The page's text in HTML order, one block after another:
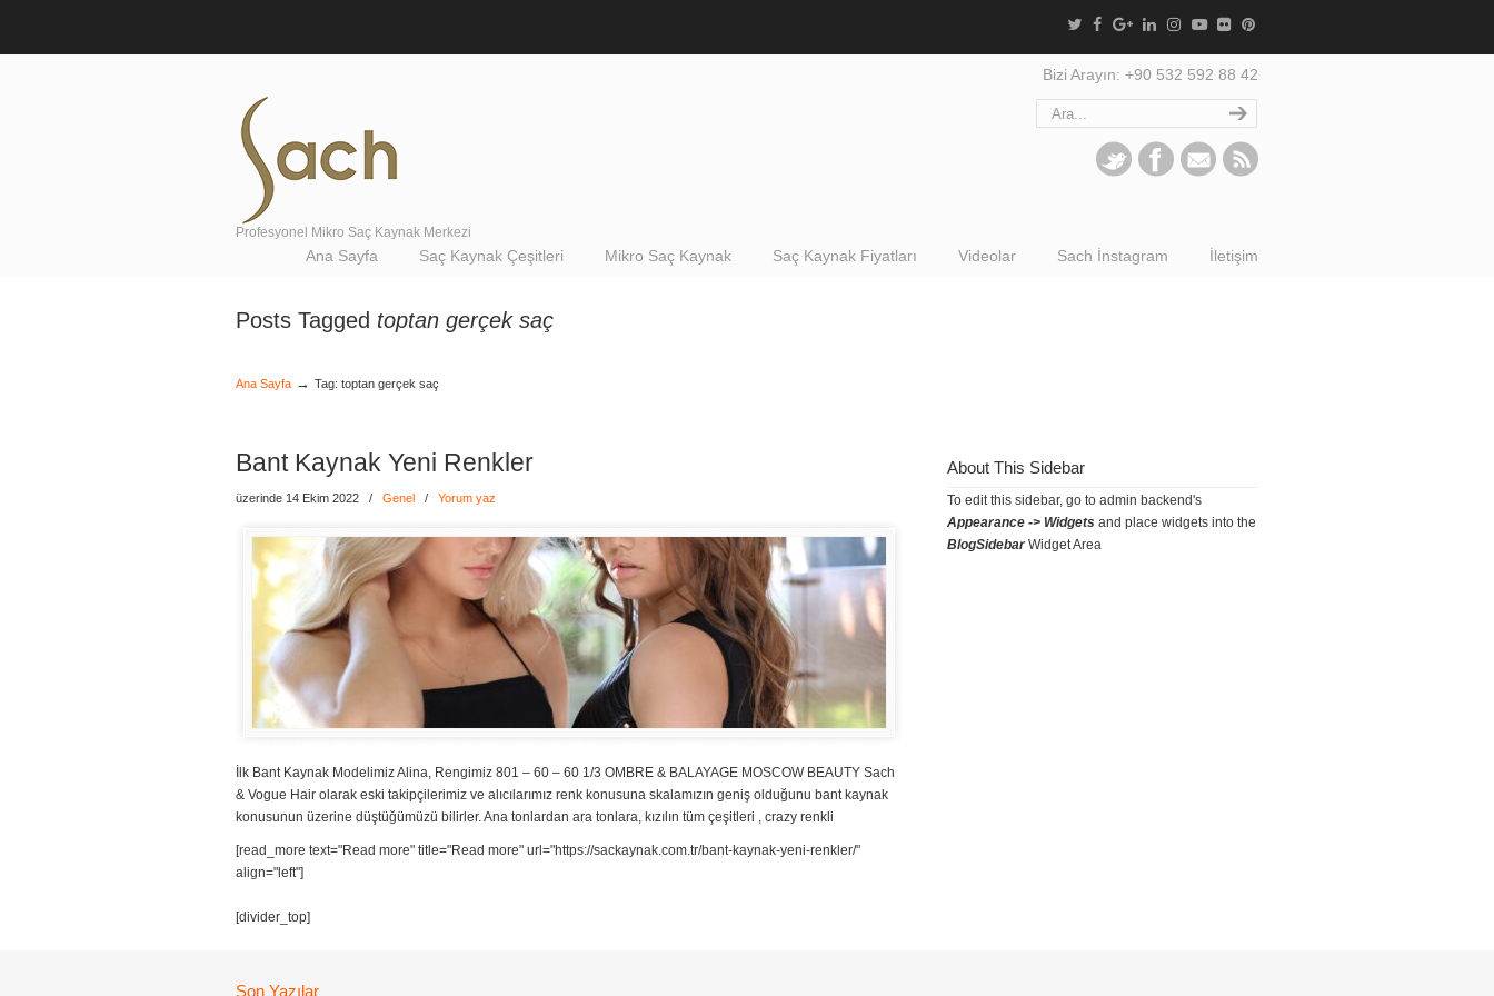
Profesyonel Mikro Saç Kaynak Merkezi
Bizi Arayın: +90 532 592 88 42
Ana Sayfa Saç Kaynak Çeşitleri Mikro Saç Kaynak Saç Kaynak Fiyatları Videolar Sach İnstagram İletişim
Navigation
Posts Tagged toptan gerçek saç
Ana Sayfa → Tag: toptan gerçek saç
Bant Kaynak Yeni Renkler
üzerinde 14 Ekim 2022 / Genel / Yorum yaz
İlk Bant Kaynak Modelimiz Alina, Rengimiz 801 – 60 – 60 1/3 OMBRE & BALAYAGE MOSCOW BEAUTY Sach
& Vogue Hair olarak eski takipçilerimiz ve alıcılarımız renk konusuna skalamızın geniş olduğunu bant kaynak
konusunun üzerine düştüğümüzü bilirler. Ana tonlardan ara tonlara, kızılın tüm çeşitleri , crazy renkli
[read_more text="Read more" title="Read more" url="https://sackaynak.com.tr/bant-kaynak-yeni-renkler/"
align="left"]
[divider_top]
About This Sidebar
To edit this sidebar, go to admin backend's
Appearance -> Widgets and place widgets into the
BlogSidebarWidget Area
Son Yazılar